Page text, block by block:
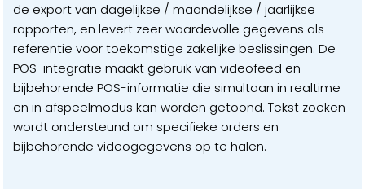
de export van dagelijkse / maandelijkse / jaarlijkse
rapporten, en levert zeer waardevolle gegevens als
referentie voor toekomstige zakelijke beslissingen. De
POS-integratie maakt gebruik van videofeed en
bijbehorende POS-informatie die simultaan in realtime
en in afspeelmodus kan worden getoond. Tekst zoeken
wordt ondersteund om specifieke orders en
bijbehorende videogegevens op te halen.